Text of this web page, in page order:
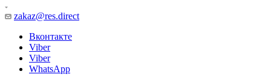
zakaz@res.direct
Вконтакте
Viber
Viber
WhatsApp